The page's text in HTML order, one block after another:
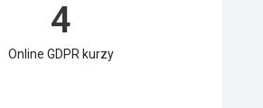
Online GDPR kurzy
4